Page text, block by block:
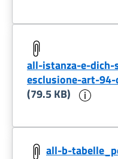
all-istanza-e-
esclusione-art-
(79.5 KB)
all-b-